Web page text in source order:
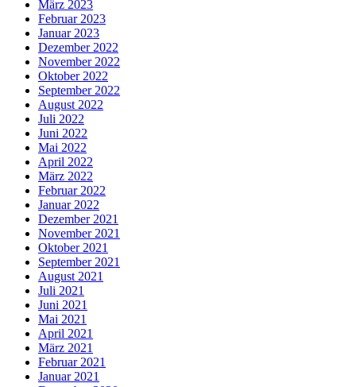
März 2023
Februar 2023
Januar 2023
Dezember 2022
November 2022
Oktober 2022
September 2022
August 2022
Juli 2022
Juni 2022
Mai 2022
April 2022
März 2022
Februar 2022
Januar 2022
Dezember 2021
November 2021
Oktober 2021
September 2021
August 2021
Juli 2021
Juni 2021
Mai 2021
April 2021
März 2021
Februar 2021
Januar 2021